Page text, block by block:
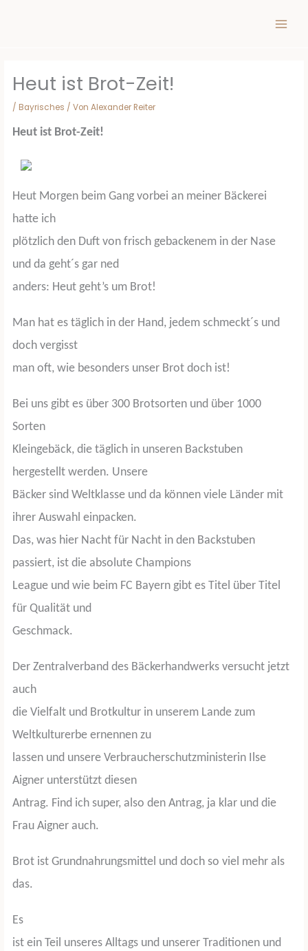
Heut ist Brot-Zeit!
/ Bayrisches / VonAlexander Reiter
Heut ist Brot-Zeit!
Heut Morgen beim Gang vorbei an meiner Bäckerei
hatte ich
plötzlich den Duft von frisch gebackenem in der Nase
und da geht´s gar ned
anders: Heut geht’s um Brot!
Man hat es täglich in der Hand, jedem schmeckt´s und
doch vergisst
man oft, wie besonders unser Brot doch ist!
Bei uns gibt es über 300 Brotsorten und über 1000
Sorten
Kleingebäck, die täglich in unseren Backstuben
hergestellt werden. Unsere
Bäcker sind Weltklasse und da können viele Länder mit
ihrer Auswahl einpacken.
Das, was hier Nacht für Nacht in den Backstuben
passiert, ist die absolute Champions
League und wie beim FC Bayern gibt es Titel über Titel
für Qualität und
Geschmack.
Der Zentralverband des Bäckerhandwerks versucht jetzt
auch
die Vielfalt und Brotkultur in unserem Lande zum
Weltkulturerbe ernennen zu
lassen und unsere Verbraucherschutzministerin Ilse
Aigner unterstützt diesen
Antrag. Find ich super, also den Antrag, ja klar und die
Frau Aigner auch.
Brot ist Grundnahrungsmittel und doch so viel mehr als
das.
Es
ist ein Teil unseres Alltags und unserer Traditionen und